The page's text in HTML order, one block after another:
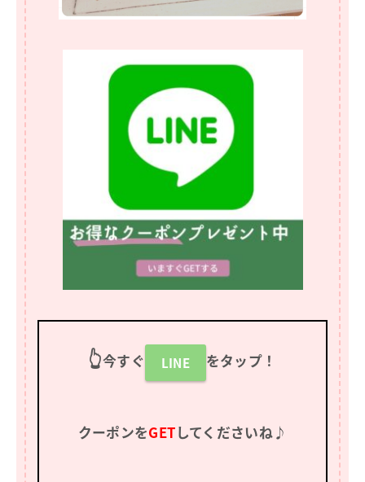
👆今すぐ LINE をタップ！
クーポンをGETしてくださいね♪